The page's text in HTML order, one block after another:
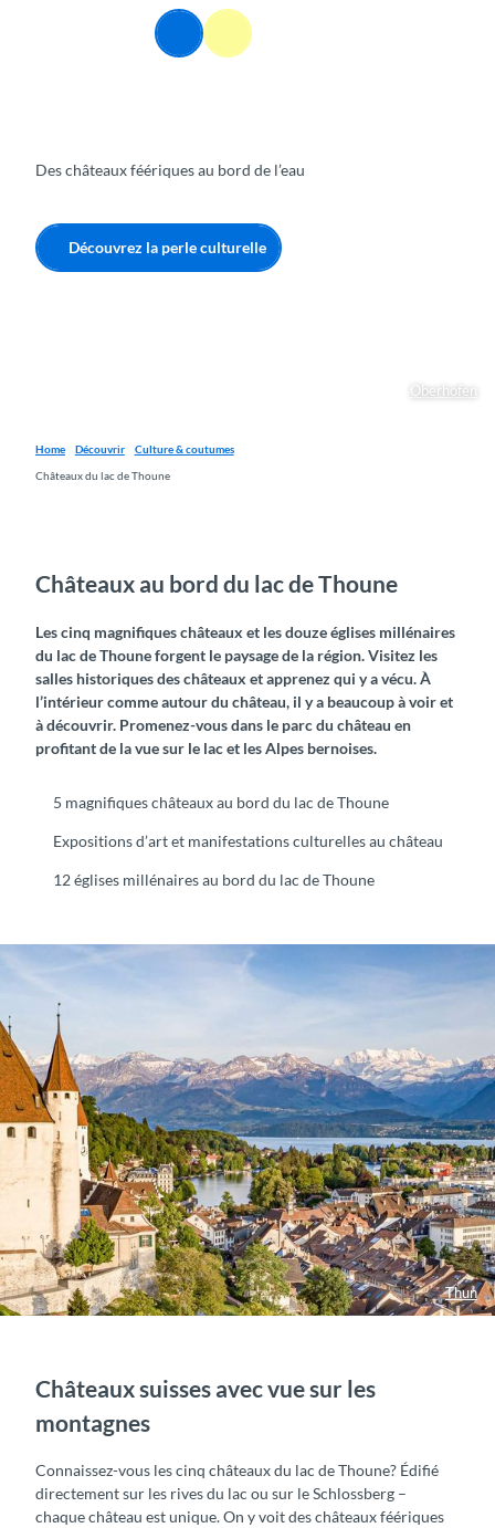
Recherche
Menu
Oberhofen
Des châteaux féériques au bord de l’eau
Découvrez la perle culturelle
Home Découvrir
Culture & coutumes
Châteaux du lac de Thoune
Châteaux au bord du lac de Thoune
Les cinq magnifiques châteaux et les douze églises millénaires
du lac de Thoune forgent le paysage de la région. Visitez les
salles historiques des châteaux et apprenez qui y a vécu. À
l’intérieur comme autour du château, il y a beaucoup à voir et
à découvrir. Promenez-vous dans le parc du château en
profitant de la vue sur le lac et les Alpes bernoises.
5 magnifiques châteaux au bord du lac de Thoune
Expositions d’art et manifestations culturelles au château
12 églises millénaires au bord du lac de Thoune
Thun
Châteaux suisses avec vue sur les
montagnes
Connaissez-vous les cinq châteaux du lac de Thoune? Édifié
directement sur les rives du lac ou sur le Schlossberg –
chaque château est unique. On y voit des châteaux féériques